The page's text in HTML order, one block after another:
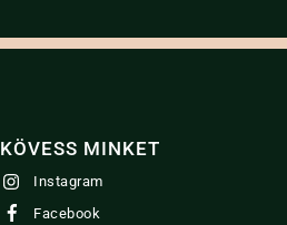
KÖVESS MINKET
Instagram
Facebook